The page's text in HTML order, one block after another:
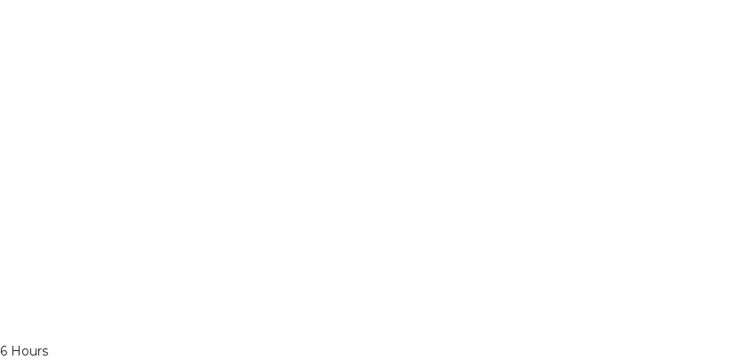
6 Hours